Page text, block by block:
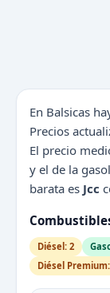
En Balsicas
Precios
El precio
y el de la
barata es Jcc
Diésel: 2
Diésel